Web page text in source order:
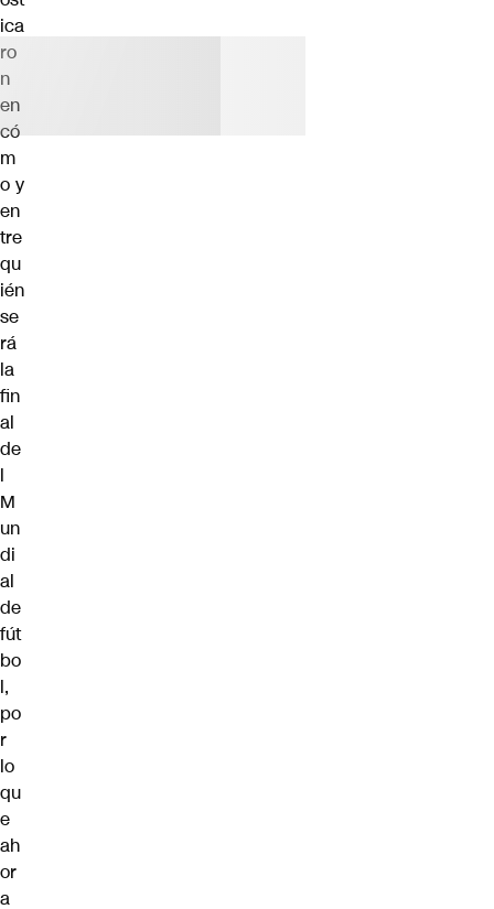
ica
ro
n
en
có
m
o y
en
tre
qu
ién
se
rá
la
fin
al
de
l
M
un
di
al
de
fút
bo
l,
po
r
lo
qu
e
ah
or
a